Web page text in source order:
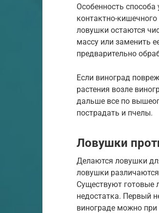
Особенность
контактно-
ловушки остаются
массу или заменить
предварительно
Если виноград
растения возле
дальше все по
пострадать и пчелы.
Ловушки
Делаются ловушки
ловушки
Существуют готовые
недостатка. Первый
винограде можно